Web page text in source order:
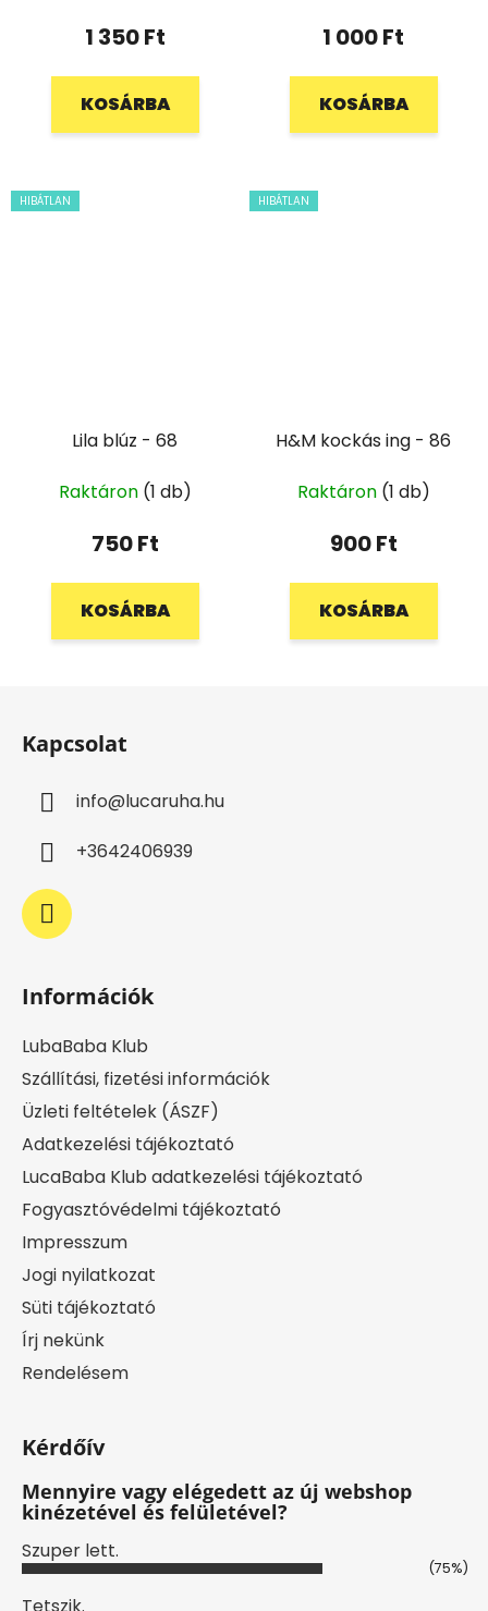
1 350 Ft
KOSÁRBA
1 000 Ft
KOSÁRBA
HIBÁTLAN
Lila blúz - 68
Raktáron (1 db)
750 Ft
KOSÁRBA
HIBÁTLAN
H&M kockás ing - 86
Raktáron (1 db)
900 Ft
KOSÁRBA
Kapcsolat
info@lucaruha.hu
+3642406939
Információk
LubaBaba Klub
Szállítási, fizetési információk
Üzleti feltételek (ÁSZF)
Adatkezelési tájékoztató
LucaBaba Klub adatkezelési tájékoztató
Fogyasztóvédelmi tájékoztató
Impresszum
Jogi nyilatkozat
Süti tájékoztató
Írj nekünk
Rendelésem
Kérdőív
Mennyire vagy elégedett az új webshop
kinézetével és felületével?
Szuper lett.
(75%)